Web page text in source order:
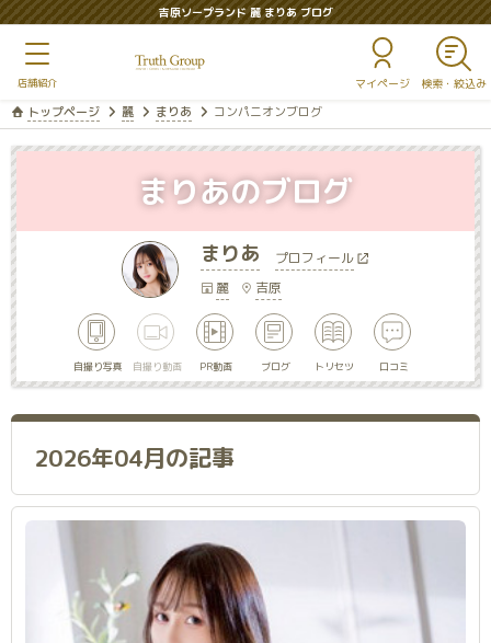
吉原ソープランド 麗 まりあ ブログ
マイページ
トップページ 麗 まりあ コンパニオンブログ
まりあ
プロフィール
麗
吉原
自撮り写真 自撮り動画 PR動画 ブログ トリセツ 口コミ
まりあのブログ
2026年04月の記事